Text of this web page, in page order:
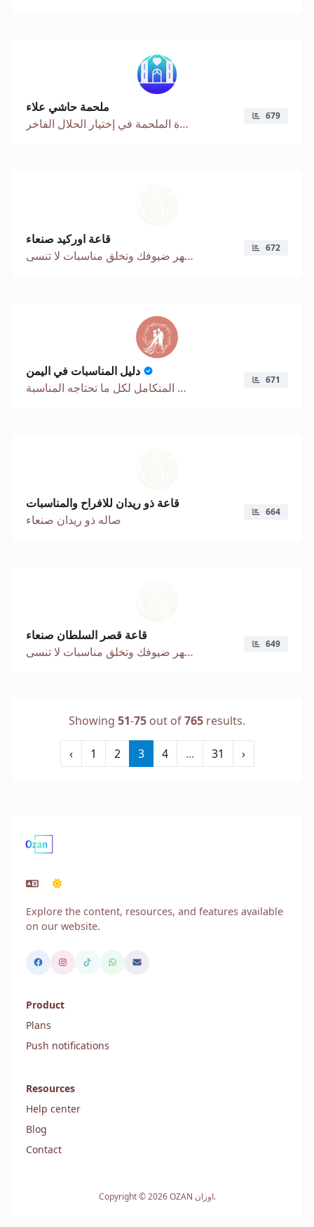
ملحمة حاشي علاء
أول ملحمة متكاملة بجوده عالية في جميع أنواع اللحوم تحت إشراف ادارة الملحمة في إختيار الحلال الفاخر
679
قاعة اوركيد صنعاء
تفاصيل كلاسيكية تبهر ضيوفك وتخلق مناسبات لا تنسى
672
دليل المناسبات في اليمن
دليلك الشامل المتكامل لكل ما تحتاجه المناسبة
671
قاعة ذو ريدان للافراح والمناسبات
صاله ذو ريدان صنعاء
664
قاعة قصر السلطان صنعاء
تفاصيل كلاسيكية تبهر ضيوفك وتخلق مناسبات لا تنسى
649
Showing 51-75 out of765 results.
‹ 1 2 3 4 ... 31 ›
Explore the content, resources, and features available
on our website.
Product
Plans
Push notifications
Resources
Help center
Blog
Contact
Copyright © 2026 OZAN اوزان.